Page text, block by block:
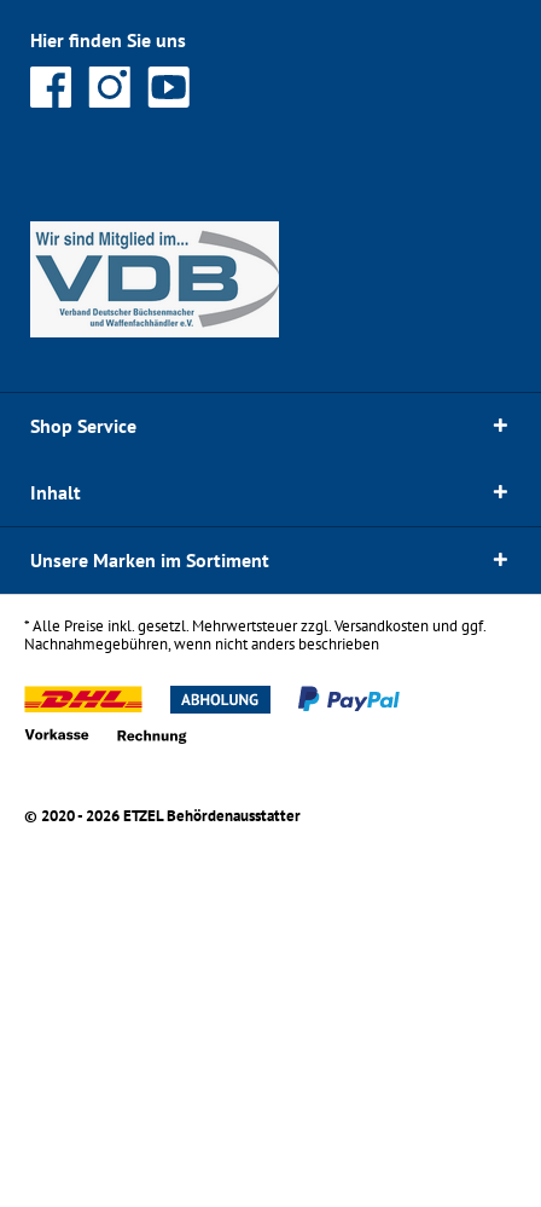
Hier finden Sie uns
Shop Service
Inhalt
Unsere Marken im Sortiment
* Alle Preise inkl. gesetzl. Mehrwertsteuer zzgl.Versandkostenund ggf.
Nachnahmegebühren, wenn nicht anders beschrieben
© 2020 - 2026 ETZEL Behördenausstatter